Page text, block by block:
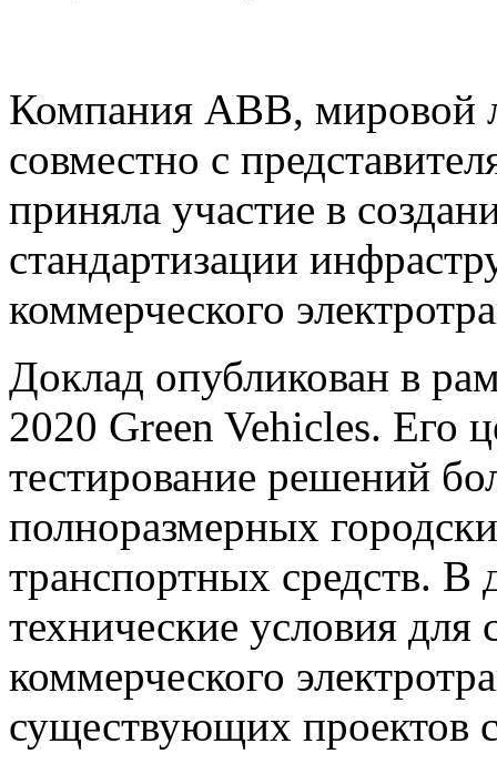
Компания АBB, мировой
совместно с
приняла участие в
стандартизации
коммерческого
Доклад опубликован в
2020 Green Vehicles. Его
тестирование решений
полноразмерных
транспортных средств. В
технические условия для
коммерческого
существующих проектов